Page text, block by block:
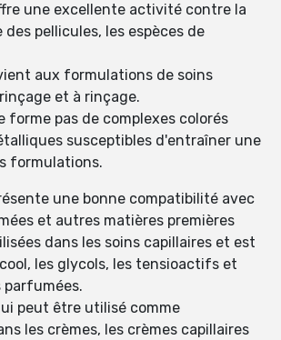
une excellente activité contre la
des pellicules, les espèces de
aux formulations de soins
et à rinçage.
forme pas de complexes colorés
susceptibles d'entraîner une
formulations.
une bonne compatibilité avec
et autres matières premières
dans les soins capillaires et est
les glycols, les tensioactifs et
peut être utilisé comme
les crèmes, les crèmes capillaires